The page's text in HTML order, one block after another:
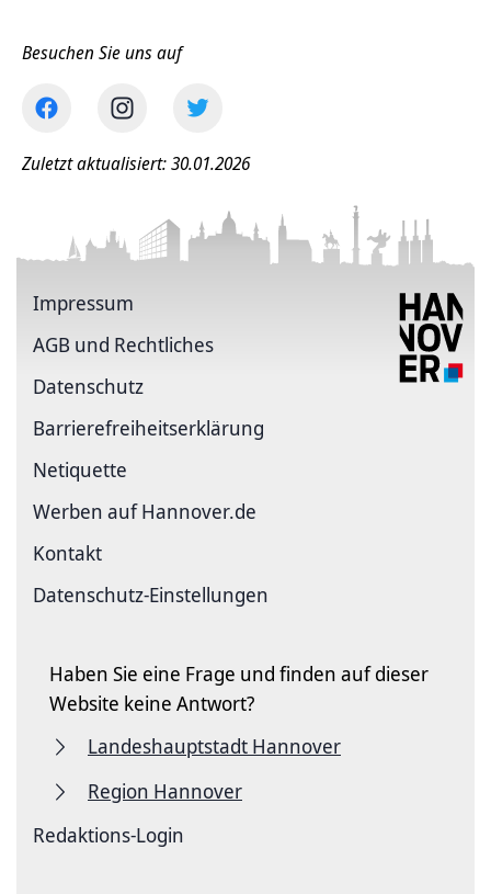
Besuchen Sie uns auf
Zuletzt aktualisiert: 30.01.2026
Impressum
AGB und Rechtliches
Datenschutz
Barriere­freiheits­erklärung
Netiquette
Werben auf Hannover.de
Kontakt
Datenschutz-Einstellungen
Haben Sie eine Frage und finden auf dieser
Website keine Antwort?
Landeshauptstadt Hannover
Region Hannover
Redaktions-Login